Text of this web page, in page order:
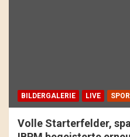
BILDERGALERIE LIVE
Volle Starterfelder,